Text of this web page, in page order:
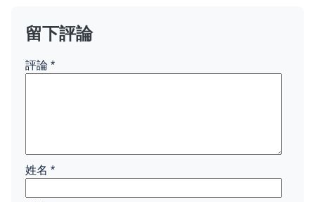
留下評論
評論 *
姓名 *